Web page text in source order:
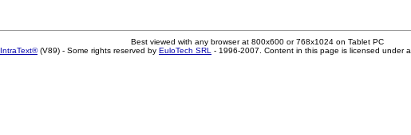
Best viewed with any browser at 800x600 or 768x1024 on Tablet PC
IntraText®(V89) - Some rights reserved by EuloTech SRL - 1996-2007. Content in this page is licensed under a